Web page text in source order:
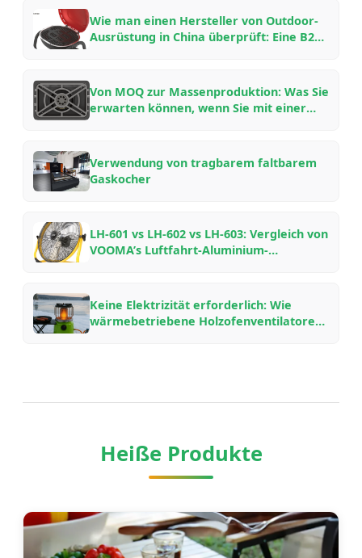
Wie man einen Hersteller von Outdoor-
Ausrüstung in China überprüft: Eine B2B-
Von MOQ zur Massenproduktion: Was Sie
erwarten können, wenn Sie mit einer
Verwendung von tragbarem faltbarem
Gaskocher
LH-601 vs LH-602 vs LH-603: Vergleich von
VOOMA’s Luftfahrt-Aluminium-
Keine Elektrizität erforderlich: Wie
wärmebetriebene Holzofenventilatoren
Heiße Produkte